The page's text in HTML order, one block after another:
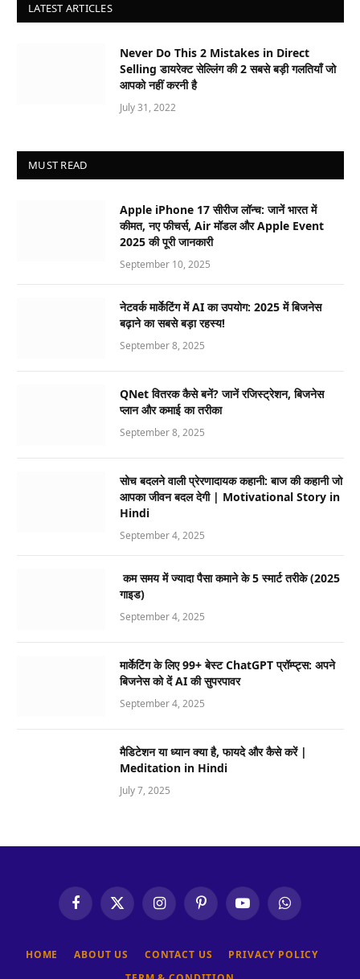
LATEST ARTICLES
Never Do This 2 Mistakes in Direct
Selling डायरेक्ट सेल्लिंग की 2 सबसे बड़ी गलतियाँ जो
आपको नहीं करनी है
July 31, 2022
MUST READ
Apple iPhone 17 सीरीज लॉन्च: जानें भारत में
कीमत, नए फीचर्स, Air मॉडल और Apple Event
2025 की पूरी जानकारी
September 10, 2025
नेटवर्क मार्केटिंग में AI का उपयोग: 2025 में बिजनेस
बढ़ाने का सबसे बड़ा रहस्य!
September 8, 2025
QNet वितरक कैसे बनें? जानें रजिस्ट्रेशन, बिजनेस
प्लान और कमाई का तरीका
September 8, 2025
सोच बदलने वाली प्रेरणादायक कहानी: बाज की कहानी जो
आपका जीवन बदल देगी | Motivational Story in
Hindi
September 4, 2025
कम समय में ज्यादा पैसा कमाने के 5 स्मार्ट तरीके (2025
गाइड)
September 4, 2025
मार्केटिंग के लिए 99+ बेस्ट ChatGPT प्रॉम्प्ट्स: अपने
बिजनेस को दें AI की सुपरपावर
September 4, 2025
मैडिटेशन या ध्यान क्या है, फायदे और कैसे करें |
Meditation in Hindi
July 7, 2025
FacebookX
(Twitter)
InstagramPinterestYouTubeWhatsApp
HOME ABOUT US CONTACT US
PRIVACY POLICY